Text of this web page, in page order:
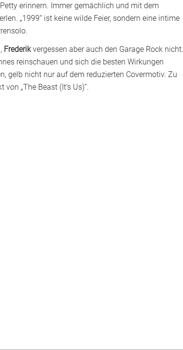
erinnern. Immer gemächlich und mit dem
„1999“ ist keine wilde Feier, sondern eine intime
Frederikvergessen aber auch den Garage Rock nicht.
reinschauen und sich die besten Wirkungen
gelb nicht nur auf dem reduzierten Covermotiv. Zu
„The Beast (It’s Us)“.